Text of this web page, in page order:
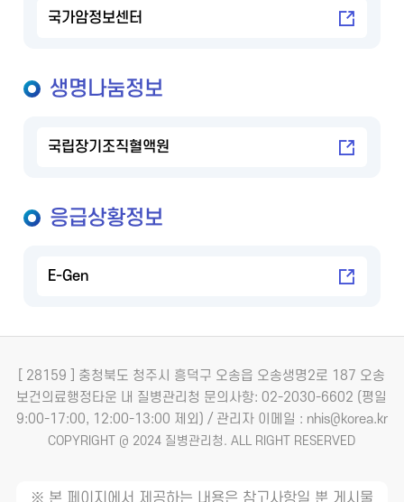
국가암정보센터
생명나눔정보
국립장기조직혈액원
응급상황정보
E-Gen
[ 28159 ] 충청북도 청주시 흥덕구 오송읍 오송생명2로 187 오송
보건의료행정타운 내 질병관리청 문의사항: 02-2030-6602 (평일
9:00-17:00, 12:00-13:00 제외) / 관리자 이메일 : nhis@korea.kr
COPYRIGHT @ 2024 질병관리청. ALL RIGHT RESERVED
※ 본 페이지에서 제공하는 내용은 참고사항일 뿐 게시물